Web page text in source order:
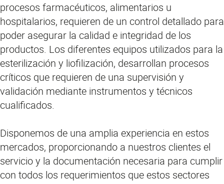
procesos farmacéuticos, alimentarios u
hospitalarios, requieren de un control detallado para
poder asegurar la calidad e integridad de los
productos. Los diferentes equipos utilizados para la
esterilización y liofilización, desarrollan procesos
críticos que requieren de una supervisión y
validación mediante instrumentos y técnicos
cualificados.
Disponemos de una amplia experiencia en estos
mercados, proporcionando a nuestros clientes el
servicio y la documentación necesaria para cumplir
con todos los requerimientos que estos sectores